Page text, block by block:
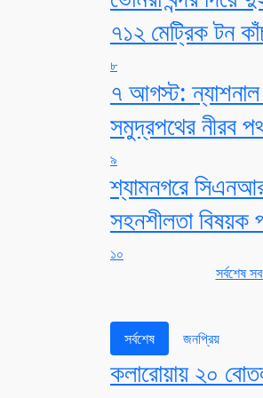
৭১২ মেট্রিক টন
৮
৭ আগস্ট:
সমুদ্রপথের নীরব
৯
শ্যামনগরে
সহনশীলতা বিষয়ক
১০
সর্বশেষ
সর্বশেষ জনপ্রিয়
কলারোয়ায় ২০